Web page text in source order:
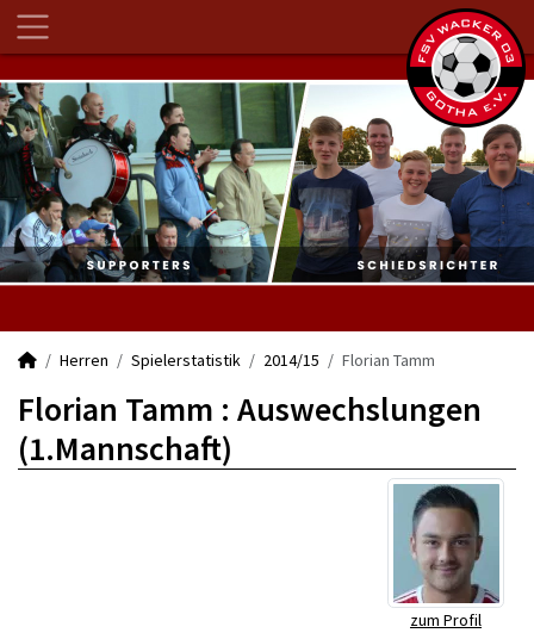
Herren Spielerstatistik 2014/15 Florian Tamm
Florian Tamm : Auswechslungen
(1.Mannschaft)
zum Profil